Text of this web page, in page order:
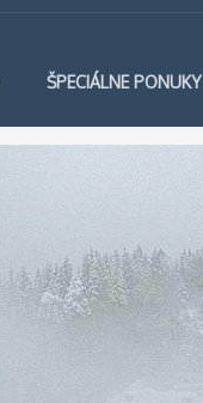
ŠPECIÁLNE PONUKY